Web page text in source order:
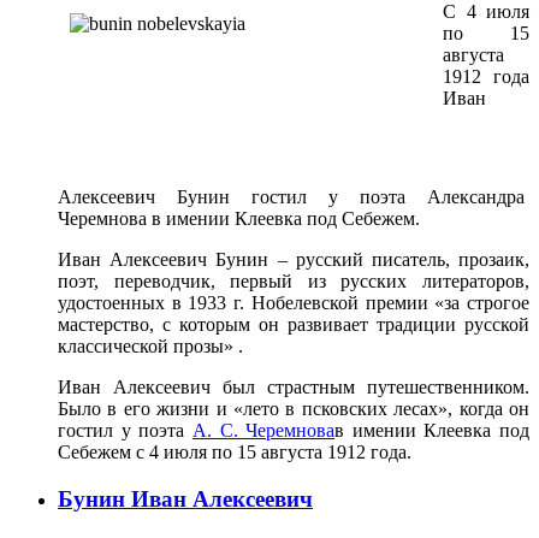
С 4 июля
по 15
августа
1912 года
Иван
Алексеевич Бунин гостил у поэта Александра
Черемнова в имении Клеевка под Себежем.
Иван Алексеевич Бунин – русский писатель, прозаик,
поэт, переводчик, первый из русских литераторов,
удостоенных в 1933 г. Нобелевской премии «за строгое
мастерство, с которым он развивает традиции русской
классической прозы» .
Иван Алексеевич был страстным путешественником.
Было в его жизни и «лето в псковских лесах», когда он
гостил у поэта А. С. Черемновав имении Клеевка под
Себежем с 4 июля по 15 августа 1912 года.
Бунин Иван Алексеевич